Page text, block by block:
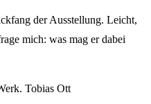
der Ausstellung. Leicht,
mich: was mag er dabei